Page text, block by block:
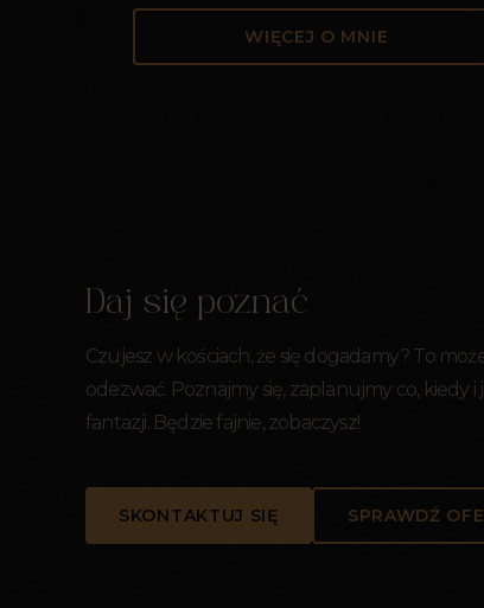
WIĘCEJ O MNIE
Daj się poznać
Czujesz w kościach, że się dogadamy? To
odezwać. Poznajmy się, zaplanujmy co, kiedy
fantazji. Będzie fajnie, zobaczysz!
SKONTAKTUJ SIĘ SPRAWDŹ